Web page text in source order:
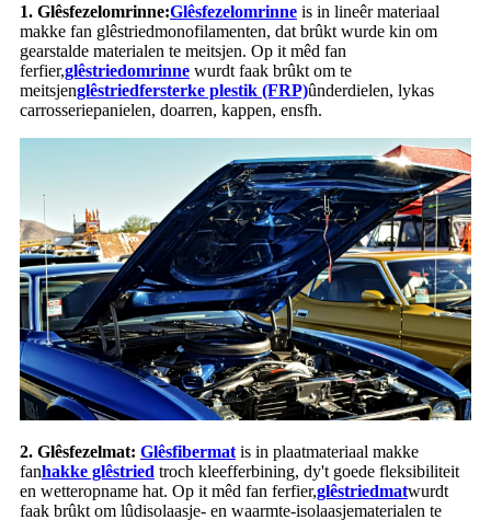
1. Glêsfezelomrinne:Glêsfezelomrinne is in lineêr materiaal
makke fan glêstriedmonofilamenten, dat brûkt wurde kin om
gearstalde materialen te meitsjen. Op it mêd fan
ferfier,glêstriedomrinne wurdt faak brûkt om te
meitsjenglêstriedfersterke plestik (FRP)ûnderdielen, lykas
carrosseriepanielen, doarren, kappen, ensfh.
2. Glêsfezelmat: Glêsfibermat is in plaatmateriaal makke
fanhakke glêstried troch kleefferbining, dy't goede fleksibiliteit
en wetteropname hat. Op it mêd fan ferfier,glêstriedmatwurdt
faak brûkt om lûdisolaasje- en waarmte-isolaasjematerialen te